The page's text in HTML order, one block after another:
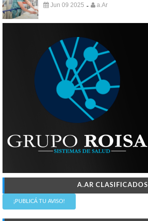
Jun 09 2025 - a.Ar
A.AR CLASIFICADOS
¡PUBLICÁ TU AVISO!